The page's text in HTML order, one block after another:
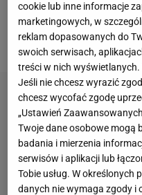
podopieczni Vitala
3:1.
cookie lub inne informacje
marketingowych, w
reklam dopasowanych do
swoich serwisach,
treści w nich
Jeśli nie chcesz wyrazić
chcesz wycofać zgodę
„Ustawień
Twoje dane osobowe mogą
badania i mierzenia
serwisów i aplikacji lub
Tobie usług. W
danych nie wymaga zgody i